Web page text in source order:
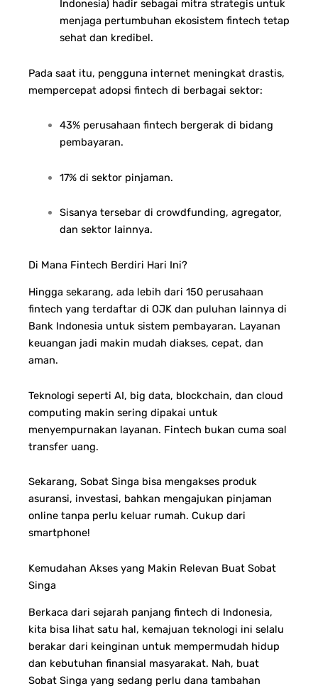
Indonesia) hadir sebagai mitra strategis untuk
menjaga pertumbuhan ekosistem fintech tetap
sehat dan kredibel.
Pada saat itu, pengguna internet meningkat drastis,
mempercepat adopsi fintech di berbagai sektor:
43% perusahaan fintech bergerak di bidang
pembayaran.
17% di sektor pinjaman.
Sisanya tersebar di crowdfunding, agregator,
dan sektor lainnya.
Di Mana Fintech Berdiri Hari Ini?
Hingga sekarang, ada lebih dari 150 perusahaan
fintech yang terdaftar di OJK dan puluhan lainnya di
Bank Indonesia untuk sistem pembayaran. Layanan
keuangan jadi makin mudah diakses, cepat, dan
aman.
Teknologi seperti AI, big data, blockchain, dan cloud
computing makin sering dipakai untuk
menyempurnakan layanan. Fintech bukan cuma soal
transfer uang.
Sekarang, Sobat Singa bisa mengakses produk
asuransi, investasi, bahkan mengajukan pinjaman
online tanpa perlu keluar rumah. Cukup dari
smartphone!
Kemudahan Akses yang Makin Relevan Buat Sobat
Singa
Berkaca dari sejarah panjang fintech di Indonesia,
kita bisa lihat satu hal, kemajuan teknologi ini selalu
berakar dari keinginan untuk mempermudah hidup
dan kebutuhan finansial masyarakat. Nah, buat
Sobat Singa yang sedang perlu dana tambahan